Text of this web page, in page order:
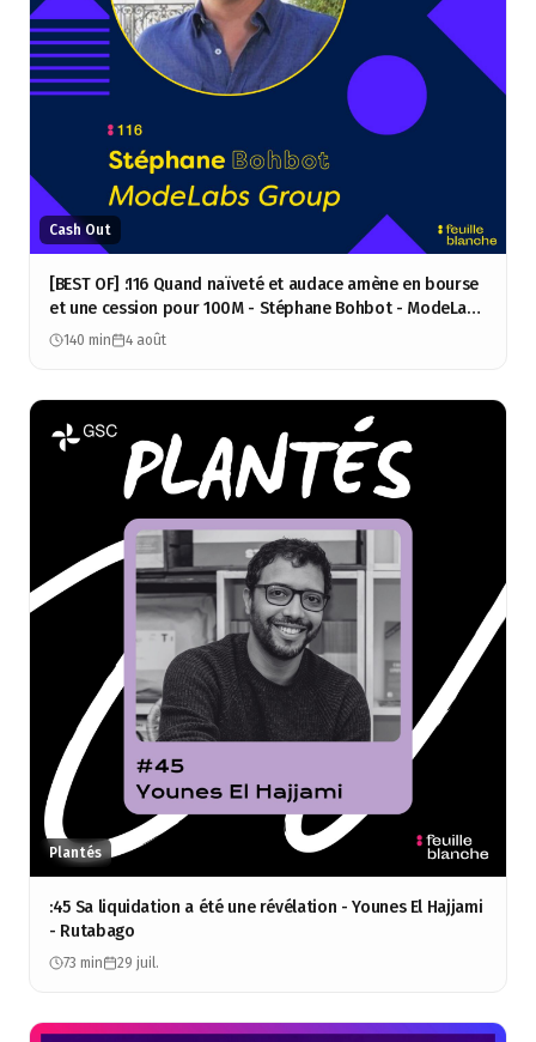
Cash Out
[BEST OF] :116 Quand naïveté et audace amène en bourse
et une cession pour 100M - Stéphane Bohbot - ModeLabs
Group
140 min 4 août
Plantés
:45 Sa liquidation a été une révélation - Younes El Hajjami
- Rutabago
73 min 29 juil.